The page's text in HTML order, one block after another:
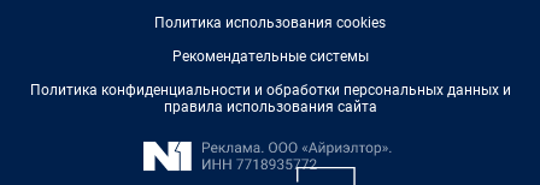
Политика использования cookies
Рекомендательные системы
Политика конфиденциальности и обработки персональных данных и
правила использования сайта